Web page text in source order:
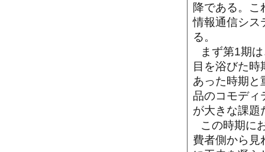
降である。こ
情報通信シス
る。
まず第1期
目を浴びた
あった時期と
品のコモディ
が大きな課題
この時期に
費者側から見